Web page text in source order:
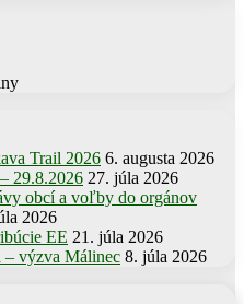
Trail 2026 6. augusta 2026
29.8.2026 27. júla 2026
obcí a voľby do orgánov
2026
EE 21. júla 2026
– výzva Málinec 8. júla 2026